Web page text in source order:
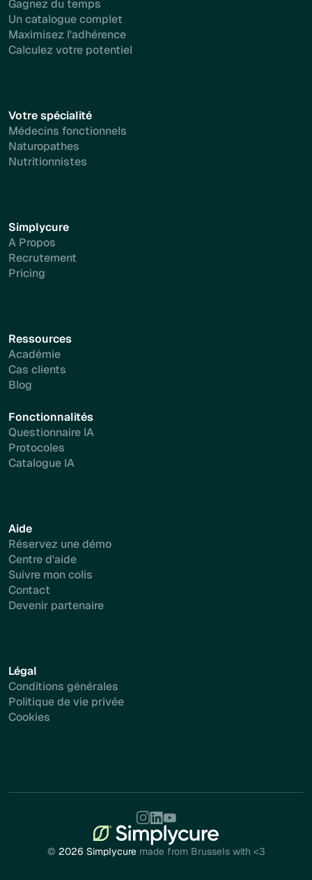
Gagnez du temps
Un catalogue complet
Maximisez l'adhérence
Calculez votre potentiel
Votre spécialité
Médecins fonctionnels
Naturopathes
Nutritionnistes
Simplycure
A Propos
Recrutement
Pricing
Ressources
Académie
Cas clients
Blog
Fonctionnalités
Questionnaire IA
Protocoles
Catalogue IA
Aide
Réservez une démo
Centre d'aide
Suivre mon colis
Contact
Devenir partenaire
Légal
Conditions générales
Politique de vie privée
Cookies
© 2026 Simplycuremade from Brussels with <3